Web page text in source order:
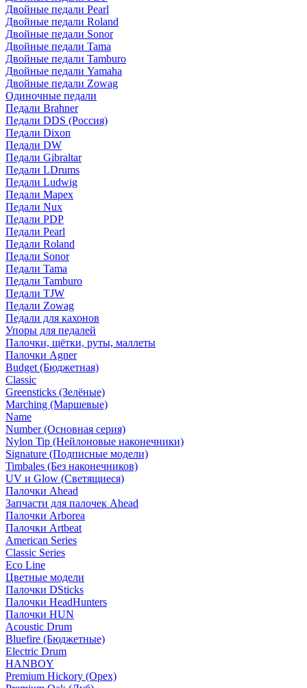
Двойные педали Pearl
Двойные педали Roland
Двойные педали Sonor
Двойные педали Tama
Двойные педали Tamburo
Двойные педали Yamaha
Двойные педали Zowag
Одиночные педали
Педали Brahner
Педали DDS (Россия)
Педали Dixon
Педали DW
Педали Gibraltar
Педали LDrums
Педали Ludwig
Педали Mapex
Педали Nux
Педали PDP
Педали Pearl
Педали Roland
Педали Sonor
Педали Tama
Педали Tamburo
Педали TJW
Педали Zowag
Педали для кахонов
Упоры для педалей
Палочки, щётки, руты, маллеты
Палочки Agner
Budget (Бюджетная)
Classic
Greensticks (Зелёные)
Marching (Маршевые)
Name
Number (Основная серия)
Nylon Tip (Нейлоновые наконечники)
Signature (Подписные модели)
Timbales (Без наконечников)
UV и Glow (Светящиеся)
Палочки Ahead
Запчасти для палочек Ahead
Палочки Arborea
Палочки Artbeat
American Series
Classic Series
Eco Line
Цветные модели
Палочки DSticks
Палочки HeadHunters
Палочки HUN
Acoustic Drum
Bluefire (Бюджетные)
Electric Drum
HANBOY
Premium Hickory (Орех)